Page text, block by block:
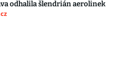
odhalila šlendrián aerolinek